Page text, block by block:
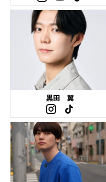
黒田 翼